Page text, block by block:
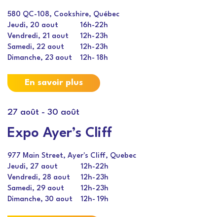
580 QC-108, Cookshire, Québec
Jeudi, 20 aout
16h-22h
Vendredi, 21 aout
12h-23h
Samedi, 22 aout
12h-23h
Dimanche, 23 aout
12h- 18h
En savoir plus
27 août - 30 août
Expo Ayer’s Cliff
977 Main Street, Ayer's Cliff, Quebec
Jeudi, 27 aout
12h-22h
Vendredi, 28 aout
12h-23h
Samedi, 29 aout
12h-23h
Dimanche, 30 aout
12h- 19h